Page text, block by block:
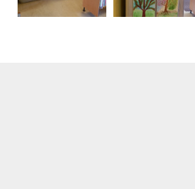
20.12.2023.